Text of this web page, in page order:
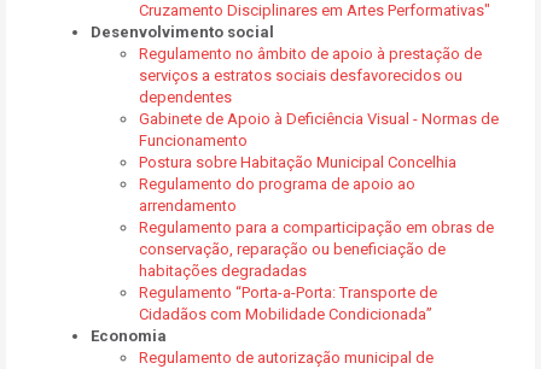
Cruzamento Disciplinares em Artes Performativas"
Desenvolvimento social
Regulamento no âmbito de apoio à prestação de
serviços a estratos sociais desfavorecidos ou
dependentes
Gabinete de Apoio à Deficiência Visual - Normas de
Funcionamento
Postura sobre Habitação Municipal Concelhia
Regulamento do programa de apoio ao
arrendamento
Regulamento para a comparticipação em obras de
conservação, reparação ou beneficiação de
habitações degradadas
Regulamento “Porta-a-Porta: Transporte de
Cidadãos com Mobilidade Condicionada”
Economia
Regulamento de autorização municipal de